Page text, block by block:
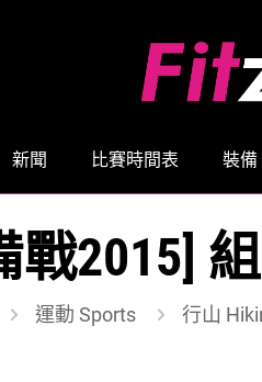
新聞 比賽時間表 裝備
戰2015]
運動 Sports 行山